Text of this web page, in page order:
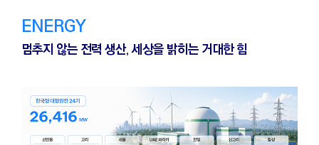
ENERGY
멈추지 않는 전력 생산, 세상을 밝히는 거대한 힘